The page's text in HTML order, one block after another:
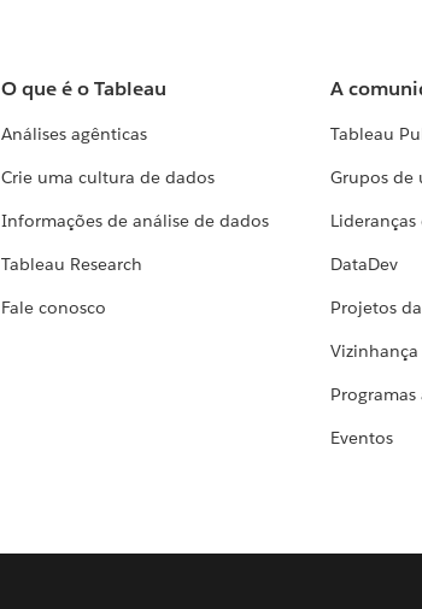
O que é o Tableau
Análises agênticas
Crie uma cultura de dados
Informações de análise de dados
Tableau Research
Fale conosco
A
Tableau
Grupos de
DataDev
Projetos
Eventos